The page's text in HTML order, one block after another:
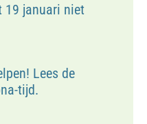
19 januari niet
Lees de
tijd.